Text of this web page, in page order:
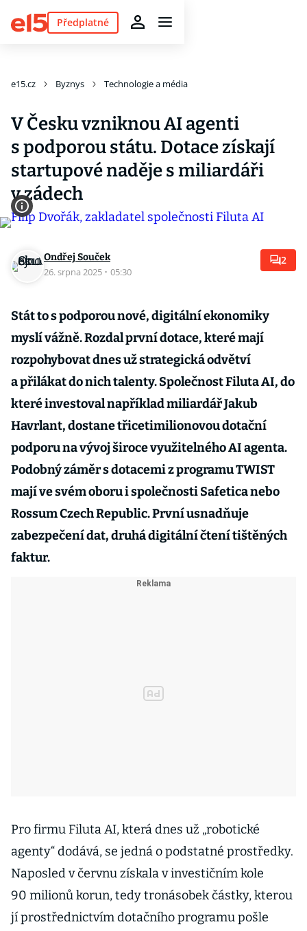
Předplatné
e15.cz Byznys Technologie a média
V Česku vzniknou AI agenti
s podporou státu. Dotace získají
startupové naděje s miliardáři
v zádech
Ondřej Souček
26. srpna 2025 · 05:30
2
Stát to s podporou nové, digitální ekonomiky
myslí vážně. Rozdal první dotace, které mají
rozpohybovat dnes už strategická odvětví
a přilákat do nich talenty. Společnost Filuta AI, do
které investoval například miliardář Jakub
Havrlant, dostane třicetimilionovou dotační
podporu na vývoj široce využitelného AI agenta.
Podobný záměr s dotacemi z programu TWIST
mají ve svém oboru i společnosti Safetica nebo
Rossum Czech Republic. První usnadňuje
zabezpečení dat, druhá digitální čtení tištěných
faktur.
Pro firmu Filuta AI, která dnes už „robotické
agenty“ dodává, se jedná o podstatné prostředky.
Naposled v červnu získala v investičním kole
90 milionů korun, tedy tronásobek částky, kterou
jí prostřednictvím dotačního programu pošle